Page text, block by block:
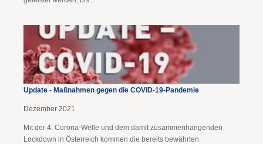
Update - Maßnahmen gegen die COVID-19-Pandemie
Dezember 2021
Mit der 4. Corona-Welle und dem damit zusammenhängenden
Lockdown in Österreich kommen die bereits bewährten